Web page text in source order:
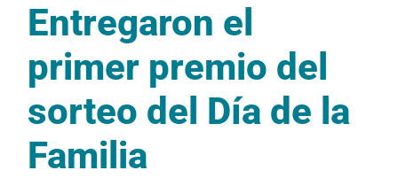
Entregaron el
primer premio del
sorteo del Día de la
Familia